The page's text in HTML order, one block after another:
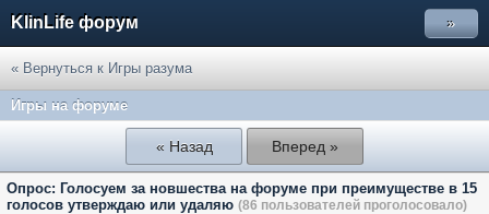
KlinLife форум »
« Вернуться к Игры разума
Игры на форуме
« Назад Вперед »
Опрос: Голосуем за новшества на форуме при преимуществе в 15
голосов утверждаю или удаляю (86 пользователей проголосовало)